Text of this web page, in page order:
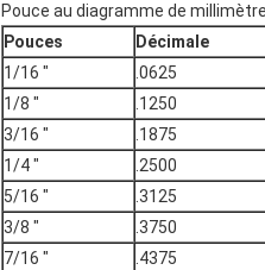
Pouce au diagramme de millimètre
Pouces
Décimale
1/16 ″
.0625
1/8 ″
.1250
3/16 ″
.1875
1/4 ″
.2500
5/16 ″
.3125
3/8 ″
.3750
7/16 ″
.4375